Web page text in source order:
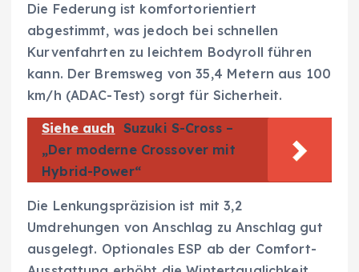
Die Federung ist komfortorientiert
abgestimmt, was jedoch bei schnellen
Kurvenfahrten zu leichtem Bodyroll führen
kann. Der Bremsweg von 35,4 Metern aus 100
km/h (ADAC-Test) sorgt für Sicherheit.
Siehe auch Suzuki S-Cross –
„Der moderne Crossover mit
Hybrid-Power“
Die Lenkungspräzision ist mit 3,2
Umdrehungen von Anschlag zu Anschlag gut
ausgelegt. Optionales ESP ab der Comfort-